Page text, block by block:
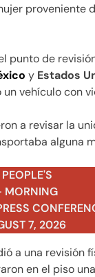
proveniente
punto de
y Estados
vehículo con
a revisar la
alguna
7, 2026
a una revisión
en el piso